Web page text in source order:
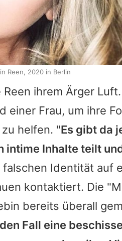
ihrem Ärger
einer Frau, um ihre
helfen. "Es gibt da
intime Inhalte teilt
falschen Identität auf
kontaktiert. Die
bereits überall
Fall eine
Reen, 2020 in Berlin